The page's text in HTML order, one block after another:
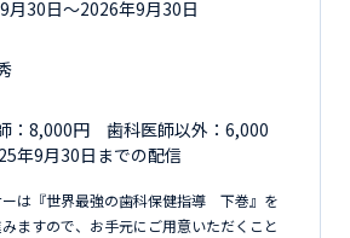
月30日〜2026年9月30日
：8,000円 歯科医師以外：6,000
年9月30日までの配信
ーは『世界最強の歯科保健指導 下巻』を
ますので、お手元にご用意いただくこと